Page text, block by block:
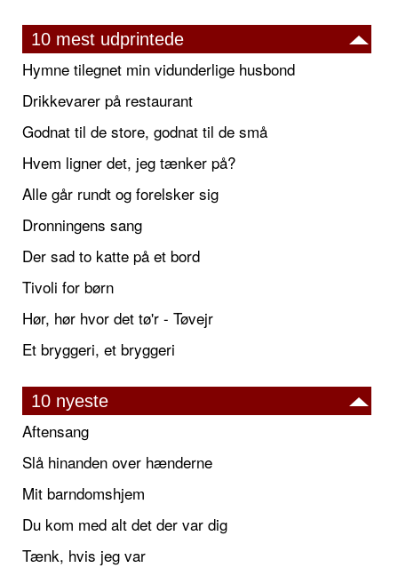
10 mest udprintede
Hymne tilegnet min vidunderlige husbond
Drikkevarer på restaurant
Godnat til de store, godnat til de små
Hvem ligner det, jeg tænker på?
Alle går rundt og forelsker sig
Dronningens sang
Der sad to katte på et bord
Tivoli for børn
Hør, hør hvor det tø'r - Tøvejr
Et bryggeri, et bryggeri
10 nyeste
Aftensang
Slå hinanden over hænderne
Mit barndomshjem
Du kom med alt det der var dig
Tænk, hvis jeg var